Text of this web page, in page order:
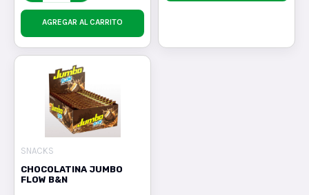
AGREGAR AL CARRITO
SNACKS
CHOCOLATINA JUMBO
FLOW B&N